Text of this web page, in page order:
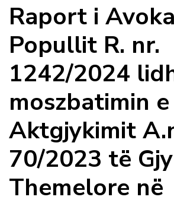
Raport i
Popullit R. nr.
1242/2024
moszbatimin e
Aktgjykimit
70/2023 të
Themelore në